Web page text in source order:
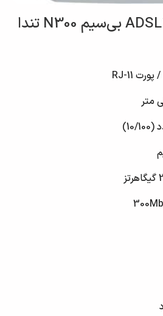
مودم روتر ADSL2 Plus بی‌سیم N300 تندا